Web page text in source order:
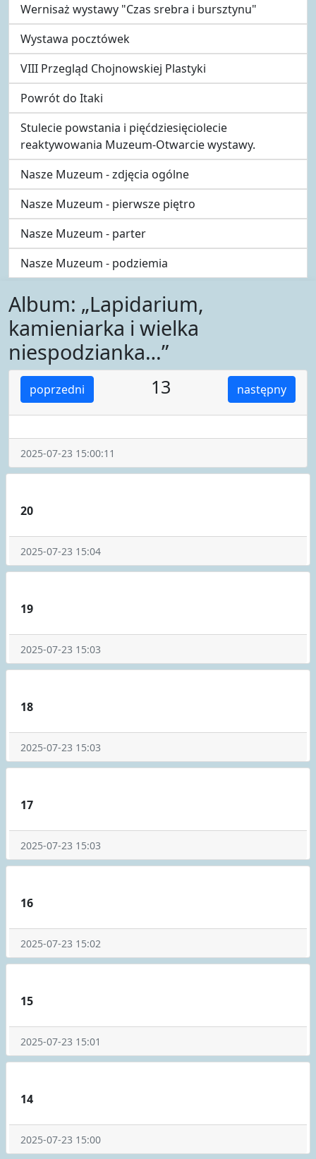
Wernisaż wystawy "Czas srebra i bursztynu"
Wystawa pocztówek
VIII Przegląd Chojnowskiej Plastyki
Powrót do Itaki
Stulecie powstania i pięćdziesięciolecie
reaktywowania Muzeum-Otwarcie wystawy.
Nasze Muzeum - zdjęcia ogólne
Nasze Muzeum - pierwsze piętro
Nasze Muzeum - parter
Nasze Muzeum - podziemia
Album: „Lapidarium,
kamieniarka i wielka
niespodzianka…”
poprzedni następny
13
2025-07-23 15:00:11
20
2025-07-23 15:04
19
2025-07-23 15:03
18
2025-07-23 15:03
17
2025-07-23 15:03
16
2025-07-23 15:02
15
2025-07-23 15:01
14
2025-07-23 15:00